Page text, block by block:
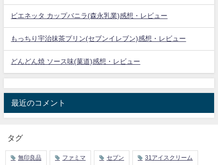
ビエネッタ カップバニラ(森永乳業)感想・レビュー
もっちり宇治抹茶プリン(セブンイレブン)感想・レビュー
どんどん焼 ソース味(菓道)感想・レビュー
最近のコメント
タグ
無印良品 ファミマ セブン 31アイスクリーム